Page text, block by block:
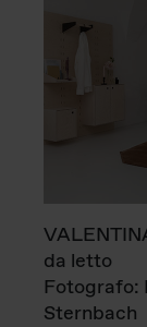
da letto
Fotografo:
Sternbach